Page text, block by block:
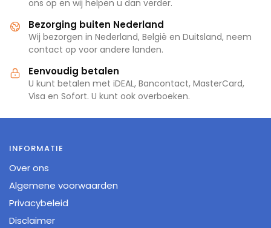
ons op en wij helpen u dan verder.
Bezorging buiten Nederland
Wij bezorgen in Nederland, België en Duitsland, neem
contact op voor andere landen.
Eenvoudig betalen
U kunt betalen met iDEAL, Bancontact, MasterCard,
Visa en Sofort. U kunt ook overboeken.
INFORMATIE
Over ons
Algemene voorwaarden
Privacybeleid
Disclaimer